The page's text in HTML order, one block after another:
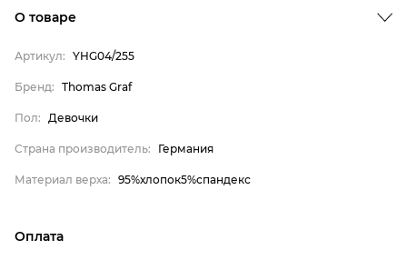
Thomas Graf
Девочки
О товаре
Артикул: YHG04/255
Бренд: Thomas Graf
Пол: Девочки
Страна производитель: Германия
Материал верха: 95%хлопок5%спандекс
Оплата